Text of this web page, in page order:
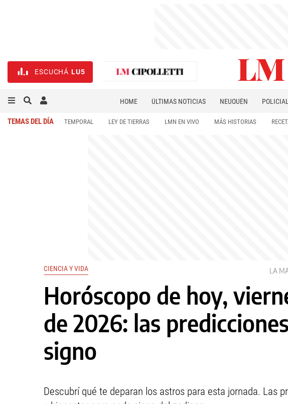
ESCUCHÁ LU5
HOME ÚLTIMAS NOTICIAS NEUQUÉN
TEMAS DEL DÍA TEMPORAL LEY DE TIERRAS LMN EN VIVO MÁS HISTORIAS
CIENCIA Y VIDA LA
Horóscopo de hoy,
de 2026: las
signo
Descubrí qué te deparan los astros para esta jornada. Las